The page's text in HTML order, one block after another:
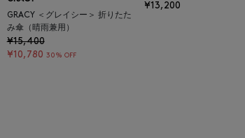
GRACY ＜グレイシー＞ 折りたた
み傘（晴雨兼用）
¥15,400
¥10,780 30% OFF
¥13,200